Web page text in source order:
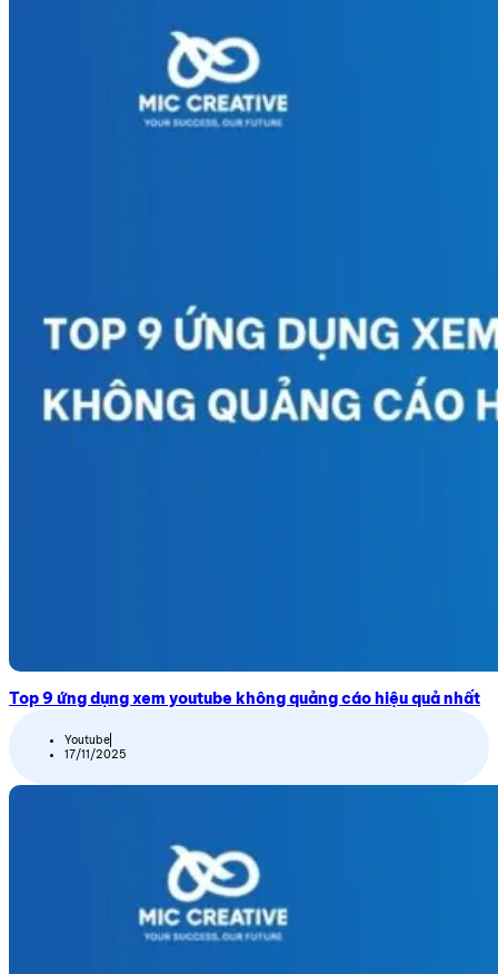
Top 9 ứng dụng xem youtube không quảng cáo hiệu quả nhất
Youtube
17/11/2025